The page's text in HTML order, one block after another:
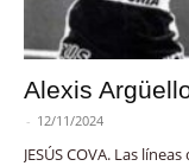
Alexis
- 12/11/2024
JESÚS COVA. Las